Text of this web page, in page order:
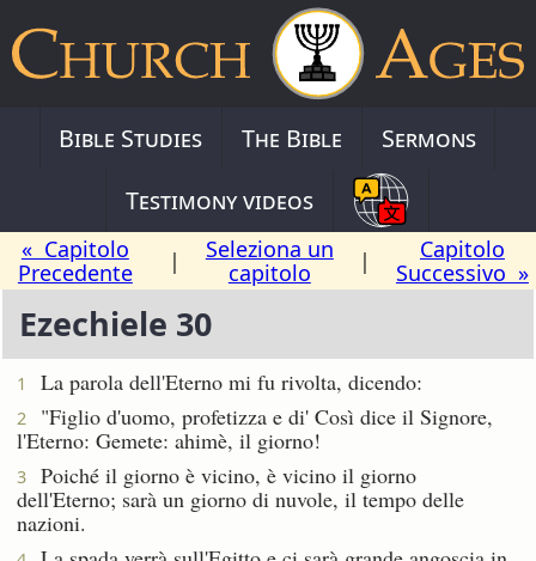
Bible Studies The Bible
Sermons
Testimony videos
« Capitolo
Precedente
|
Seleziona un
capitolo
|
Capitolo
Successivo »
Ezechiele 30
1 La parola dell'Eterno mi fu rivolta, dicendo:
2
"Figlio d'uomo, profetizza e di' Così dice il Signore,
l'Eterno: Gemete: ahimè, il giorno!
3
Poiché il giorno è vicino, è vicino il giorno
dell'Eterno; sarà un giorno di nuvole, il tempo delle
nazioni.